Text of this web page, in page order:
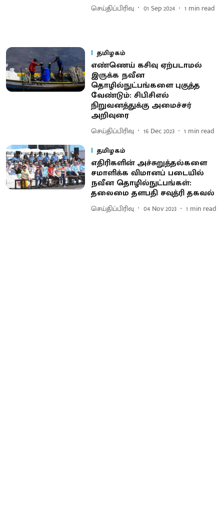
செய்திப்பிரிவு 01 Sep 2024 1 min read
தமிழகம்
எண்ணெய் கசிவு ஏற்படாமல்
இருக்க நவீன
தொழில்நுட்பங்களை புகுத்த
வேண்டும்: சிபிசிஎல்
நிறுவனத்துக்கு அமைச்சர்
அறிவுரை
செய்திப்பிரிவு 16 Dec 2023 1 min read
தமிழகம்
எதிரிகளின் அச்சுறுத்தல்களை
சமாளிக்க விமானப் படையில்
நவீன தொழில்நுட்பங்கள்:
தலைமை தளபதி சவுத்ரி தகவல்
செய்திப்பிரிவு 04 Nov 2023 1 min read